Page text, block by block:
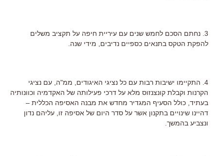
3. נחתם הסכם לחמש שנים עם עיריית חיפה על תקציב משלים
להפקת הטקס בתנאים כספיים נדיבים, מידי שנה.
4. התקיימו ישיבות רבות עם כל נציגי האיגודים, ממ"ה, עם נציגי
הקרנות וקבלת קונצנזוס מלא על דרכי פעילותה של האקדמיה וכוונותיה
בעתיד, כולל הסעיף המגדיר מחדש את מבנה האסיפה הכללית –
דהיינו שינויים בתקנון אשר על סדר היום של אסיפה זו, עליהם נדון
ונצביע בהמשך.